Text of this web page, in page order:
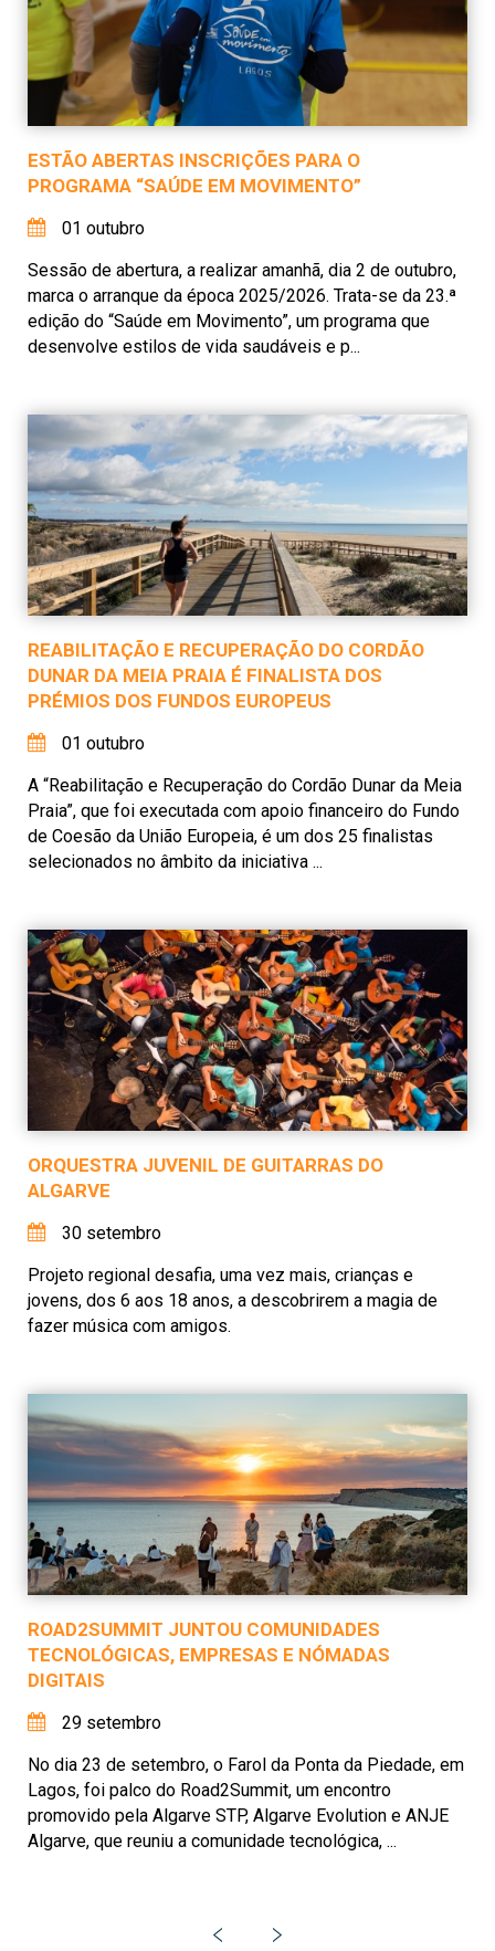
ESTÃO ABERTAS INSCRIÇÕES PARA O
PROGRAMA “SAÚDE EM MOVIMENTO”
01 outubro
Sessão de abertura, a realizar amanhã, dia 2 de outubro,
marca o arranque da época 2025/2026. Trata-se da 23.ª
edição do “Saúde em Movimento”, um programa que
desenvolve estilos de vida saudáveis e p...
REABILITAÇÃO E RECUPERAÇÃO DO CORDÃO
DUNAR DA MEIA PRAIA É FINALISTA DOS
PRÉMIOS DOS FUNDOS EUROPEUS
01 outubro
A “Reabilitação e Recuperação do Cordão Dunar da Meia
Praia”, que foi executada com apoio financeiro do Fundo
de Coesão da União Europeia, é um dos 25 finalistas
selecionados no âmbito da iniciativa ...
ORQUESTRA JUVENIL DE GUITARRAS DO
ALGARVE
30 setembro
Projeto regional desafia, uma vez mais, crianças e
jovens, dos 6 aos 18 anos, a descobrirem a magia de
fazer música com amigos.
ROAD2SUMMIT JUNTOU COMUNIDADES
TECNOLÓGICAS, EMPRESAS E NÓMADAS
DIGITAIS
29 setembro
No dia 23 de setembro, o Farol da Ponta da Piedade, em
Lagos, foi palco do Road2Summit, um encontro
promovido pela Algarve STP, Algarve Evolution e ANJE
Algarve, que reuniu a comunidade tecnológica, ...